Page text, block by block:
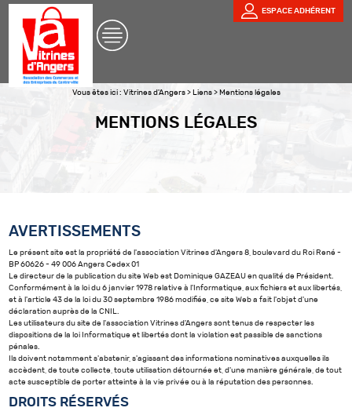
ESPACE ADHÉRENT
Vous êtes ici : Vitrines d'Angers > Liens > Mentions légales
MENTIONS LÉGALES
AVERTISSEMENTS
Le présent site est la propriété de l'association Vitrines d'Angers 8, boulevard du Roi René -
BP 60626 - 49 006 Angers Cedex 01
Le directeur de la publication du site Web est Dominique GAZEAU en qualité de Président.
Conformément à la loi du 6 janvier 1978 relative à l'Informatique, aux fichiers et aux libertés,
et à l'article 43 de la loi du 30 septembre 1986 modifiée, ce site Web a fait l'objet d'une
déclaration auprès de la CNIL.
Les utilisateurs du site de l'association Vitrines d'Angers sont tenus de respecter les
dispositions de la loi Informatique et libertés dont la violation est passible de sanctions
pénales.
Ils doivent notamment s'abstenir, s'agissant des informations nominatives auxquelles ils
accèdent, de toute collecte, toute utilisation détournée et, d'une manière générale, de tout
acte susceptible de porter atteinte à la vie privée ou à la réputation des personnes.
DROITS RÉSERVÉS